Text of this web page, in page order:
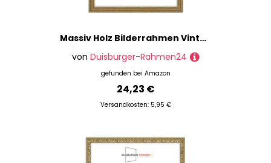
Massiv Holz Bilderrahmen Vintage Retro 29,7 x 42 cm DIN A3 in Alt-Gold Barock | inkl. bruchsicherer Anti-Reflex Kunstglasscheibe | Rahmen für Poster | Puzzle | Foto collage DR089
von Duisburger-Rahmen24
gefunden bei Amazon
24,23 €
Versandkosten: 5,95 €